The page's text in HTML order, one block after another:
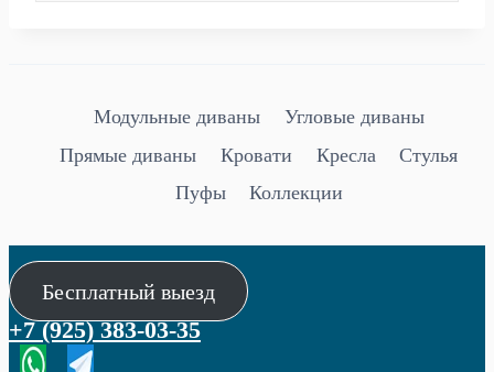
Модульные диваны
Угловые диваны
Прямые диваны
Кровати Кресла
Стулья
Пуфы
Коллекции
Бесплатный выезд
+7 (925) 383-03-35